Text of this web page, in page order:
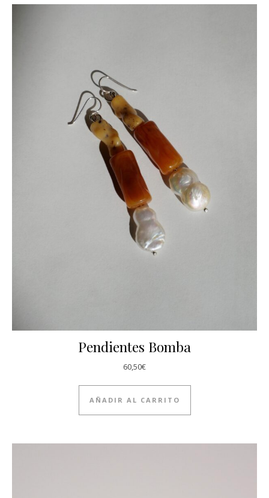
Pendientes Bomba
60,50€
AÑADIR AL CARRITO